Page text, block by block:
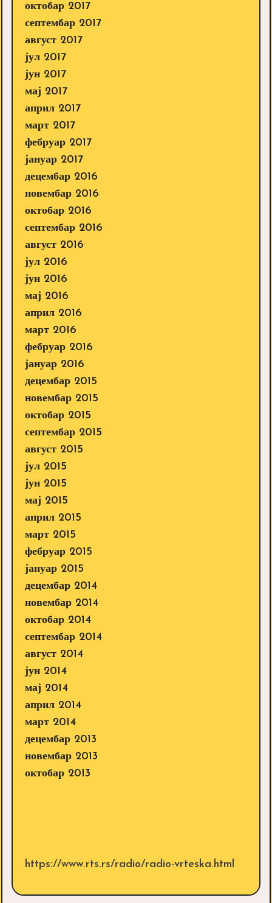
октобар 2017
септембар 2017
август 2017
јул 2017
јун 2017
мај 2017
април 2017
март 2017
фебруар 2017
јануар 2017
децембар 2016
новембар 2016
октобар 2016
септембар 2016
август 2016
јул 2016
јун 2016
мај 2016
април 2016
март 2016
фебруар 2016
јануар 2016
децембар 2015
новембар 2015
октобар 2015
септембар 2015
август 2015
јул 2015
јун 2015
мај 2015
април 2015
март 2015
фебруар 2015
јануар 2015
децембар 2014
новембар 2014
октобар 2014
септембар 2014
август 2014
јун 2014
мај 2014
април 2014
март 2014
децембар 2013
новембар 2013
октобар 2013
https://www.rts.rs/radio/radio-vrteska.html